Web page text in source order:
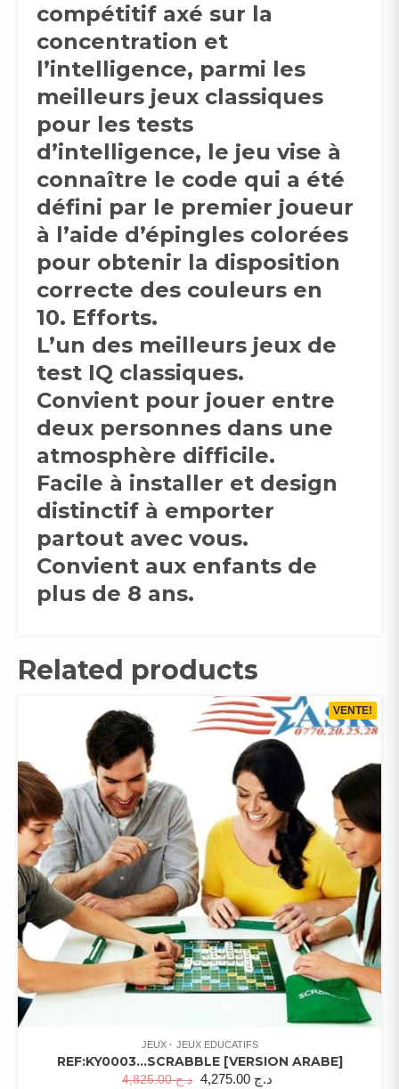
compétitif axé sur la
concentration et
l’intelligence, parmi les
meilleurs jeux classiques
pour les tests
d’intelligence, le jeu vise à
connaître le code qui a été
défini par le premier joueur
à l’aide d’épingles colorées
pour obtenir la disposition
correcte des couleurs en
10. Efforts.
L’un des meilleurs jeux de
test IQ classiques.
Convient pour jouer entre
deux personnes dans une
atmosphère difficile.
Facile à installer et design
distinctif à emporter
partout avec vous.
Convient aux enfants de
plus de 8 ans.
Related products
VENTE!
JEUX JEUX EDUCATIFS
REF:KY0003…SCRABBLE [VERSION ARABE]
د.ج4,825.00 د.ج